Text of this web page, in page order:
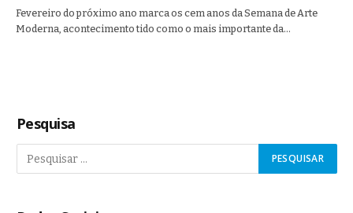
Fevereiro do próximo ano marca os cem anos da Semana de Arte
Moderna, acontecimento tido como o mais importante da…
Pesquisa